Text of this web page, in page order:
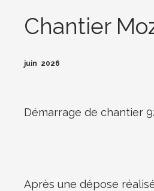
Chantier
juin 2026
Démarrage de chantier
Après une dépose